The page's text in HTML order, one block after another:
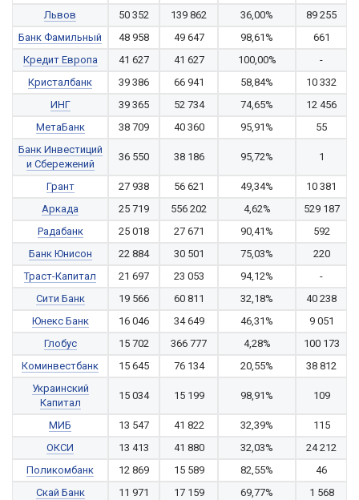
Львов
50 352 139 862 36,00%
89 255
Банк Фамильный
48 958 49 647 98,61%
661
Кредит Европа
41 627 41 627 100,00%
-
Кристалбанк
39 386 66 941 58,84%
10 332
ИНГ
39 365 52 734 74,65%
12 456
МетаБанк
38 709 40 360 95,91%
55
Банк Инвестиций
и Сбережений
36 550 38 186 95,72% 1
Грант 27 938 56 621 49,34%
10 381
Аркада
25 719 556 202 4,62%
529 187
Радабанк
25 018 27 671 90,41%
592
Банк Юнисон
22 884 30 501 75,03%
220
Траст-Капитал
21 697 23 053 94,12%
-
Сити Банк
19 566 60 811 32,18%
40 238
Юнекс Банк
16 046 34 649 46,31%
9 051
Глобус
15 702 366 777 4,28%
100 173
Коминвестбанк
15 645 76 134 20,55%
38 812
Украинский
Капитал
15 034 15 199 98,91% 109
МИБ 13 547 41 822 32,39%
115
ОКСИ
13 413 41 880 32,03%
24 212
Поликомбанк
12 869 15 589 82,55%
46
Скай Банк
11 971 17 159 69,77%
1 568